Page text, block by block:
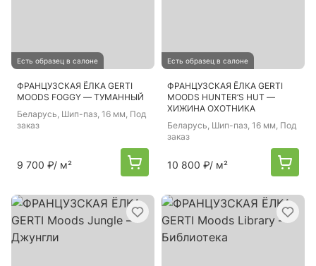
Есть образец в салоне
ФРАНЦУЗСКАЯ ЁЛКА GERTI
MOODS FOGGY — ТУМАННЫЙ
Беларусь, Шип-паз, 16 мм, Под
заказ
9 700 ₽/ м²
Есть образец в салоне
ФРАНЦУЗСКАЯ ЁЛКА GERTI
MOODS HUNTER’S HUT —
ХИЖИНА ОХОТНИКА
Беларусь, Шип-паз, 16 мм, Под
заказ
10 800 ₽/ м²